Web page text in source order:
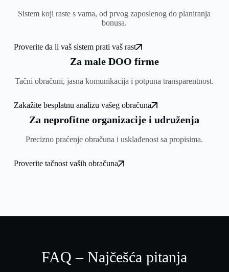
Sistem koji raste s vama, od prvog zaposlenog do planiranja
bonusa.
Proverite da li vaš sistem prati vaš rast
Za male DOO firme
Tačni obračuni, jasna komunikacija i potpuna transparentnost.
Zakažite besplatnu analizu vašeg obračuna
Za neprofitne organizacije i udruženja
Precizno praćenje obračuna i usklađenost sa propisima.
Proverite tačnost vaših obračuna
FAQ – Najčešća pitanja